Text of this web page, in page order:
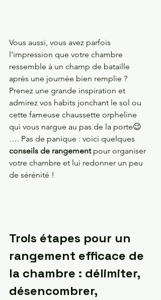
Vous aussi, vous avez parfois
l'impression que votre chambre
ressemble à un champ de bataille
après une journée bien remplie ?
Prenez une grande inspiration et
admirez vos habits jonchant le sol ou
cette fameuse chaussette orpheline
qui vous nargue au pas de la porte😉
…. Pas de panique : voici quelques
conseils de rangement pour organiser
votre chambre et lui redonner un peu
de sérénité !
Trois étapes pour un
rangement efficace de
la chambre : délimiter,
désencombrer,